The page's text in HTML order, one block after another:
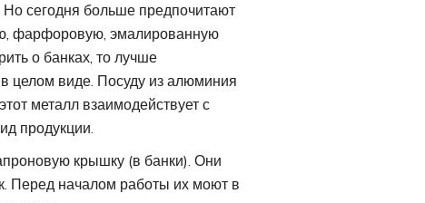
Но сегодня больше предпочитают
фарфоровую, эмалированную
о банках, то лучше
целом виде. Посуду из алюминия
металл взаимодействует с
продукции.
крышку (в банки). Они
Перед началом работы их моют в